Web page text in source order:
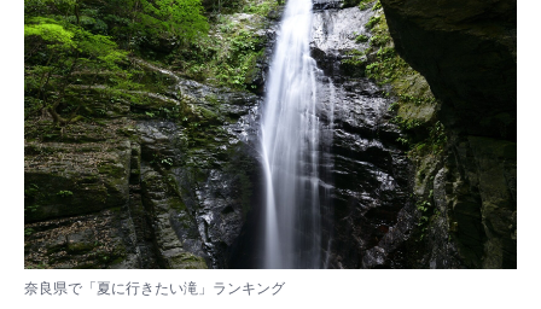
奈良県で「夏に行きたい滝」ランキング